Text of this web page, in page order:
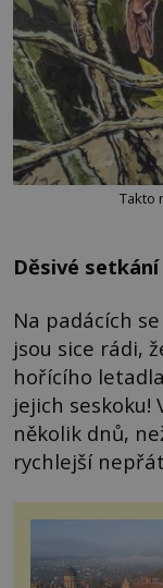
Takto
Děsivé setkání
Na padácích
jsou sice rádi,
hořícího
jejich seskoku!
několik dnů,
rychlejší